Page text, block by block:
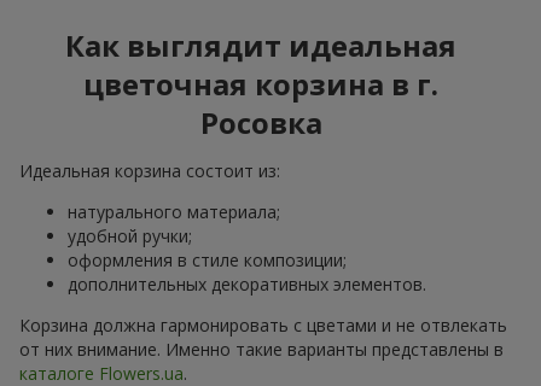
Как выглядит идеальная
цветочная корзина в г.
Росовка
Идеальная корзина состоит из:
натурального материала;
удобной ручки;
оформления в стиле композиции;
дополнительных декоративных элементов.
Корзина должна гармонировать с цветами и не отвлекать
от них внимание. Именно такие варианты представлены в
каталоге Flowers.ua.